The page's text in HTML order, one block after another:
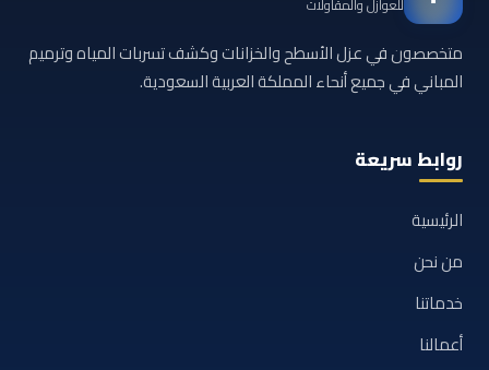
متخصصون في عزل الأسطح والخزانات وكشف تسربات المياه وترميم
المباني في جميع أنحاء المملكة العربية السعودية.
روابط سريعة
الرئيسية
من نحن
خدماتنا
أعمالنا